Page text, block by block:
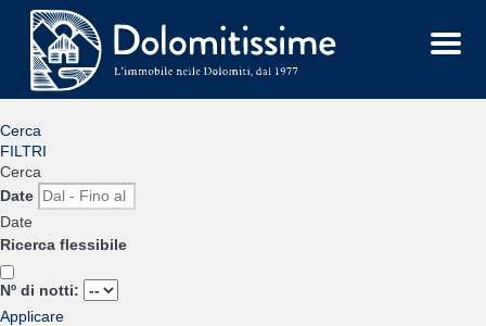
Menu
Cerca
FILTRI
Cerca
Date
Date
Ricerca flessibile
Nº di notti:
Applicare